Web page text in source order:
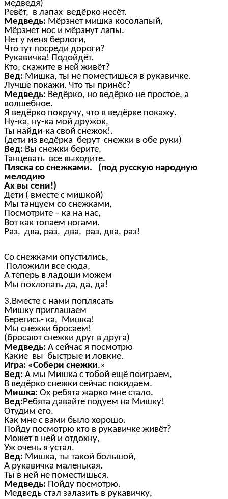
медведя)
Ревёт, в лапах ведёрко несёт.
Медведь: Мёрзнет мишка косолапый,
Мёрзнет нос и мёрзнут лапы.
Нет у меня берлоги,
Что тут посреди дороги?
Рукавичка! Подойдёт.
Кто, скажите в ней живёт?
Вед: Мишка, ты не поместишься в рукавичке.
Лучше покажи. Что ты принёс?
Медведь: Ведёрко, но ведёрко не простое, а
волшебное.
Я ведёрко покручу, что в ведёрке покажу.
Ну-ка, ну-ка мой дружок,
Ты найди-ка свой снежок!.
(дети из ведёрка берут снежки в обе руки)
Вед: Вы снежки берите,
Танцевать все выходите.
Пляска со снежками. (под русскую народную
мелодию
Ах вы сени!)
Дети ( вместе с мишкой)
Мы танцуем со снежками,
Посмотрите – ка на нас,
Вот как топаем ногами.
Раз, два, раз, два, раз, два, раз!
Со снежками опустились,
Положили все сюда,
А теперь в ладоши можем
Мы похлопать да, да, да!
3.Вместе с нами поплясать
Мишку приглашаем
Берегись- ка, Мишка!
Мы снежки бросаем!
(бросают снежки друг в друга)
Медведь: А сейчас я посмотрю
Какие вы быстрые и ловкие.
Игра: «Собери снежки.»
Вед: А мы Мишка с тобой ещё поиграем,
В ведёрко снежки сейчас покидаем.
Мишка: Ох ребята жарко мне стало.
Вед:Ребята давайте подуем на Мишку!
Отудим его.
Как мне с вами было хорошо.
Пойду посмотрю кто в рукавичке живёт?
Может в ней и отдохну,
Уж очень я устал.
Вед: Мишка, ты такой большой,
А рукавичка маленькая.
Ты в ней не поместишься.
Медведь: Пойду посмотрю.
Медведь стал залазить в рукавичку,